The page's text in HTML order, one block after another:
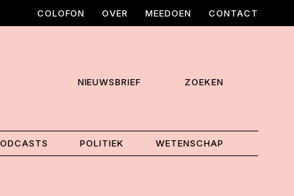
COLOFON OVER MEEDOEN CONTACT
NIEUWSBRIEF ZOEKEN
POLITIEK WETENSCHAP